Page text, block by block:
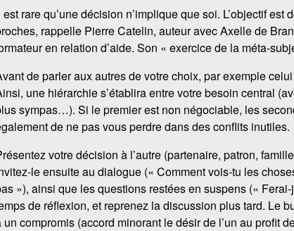
est rare qu’une décision n’implique que soi. L’objectif
rappelle Pierre Catelin, auteur avec Axelle de
en relation d’aide. Son « exercice de la méta-
de parler aux autres de votre choix, par exemple
une hiérarchie s’établira entre votre besoin central
sympas…). Si le premier est non négociable, les
de ne pas vous perdre dans des conflits inutiles.
votre décision à l’autre (partenaire, patron,
le ensuite au dialogue (« Comment vois-tu les
»), ainsi que les questions restées en suspens («
de réflexion, et reprenez la discussion plus tard. Le
un compromis (accord minorant le désir de l’un au profit